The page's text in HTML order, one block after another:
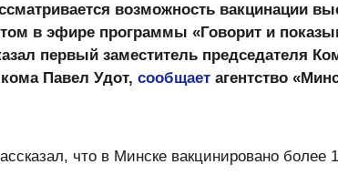
возможность вакцинации
в эфире программы «Говорит и
первый заместитель председателя
Павел Удот, сообщает агентство
что в Минске вакцинировано более